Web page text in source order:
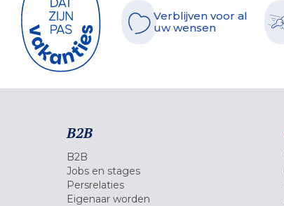
Verblijven voor al
uw wensen
B2B
B2B
Jobs en stages
Persrelaties
Eigenaar worden